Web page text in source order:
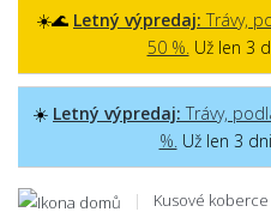
☀️🌊 Letný výpredaj: Trávy,
50 %. Už len 3
☀️ Letný výpredaj: Trávy,
%. Už len 3
Kusové koberce